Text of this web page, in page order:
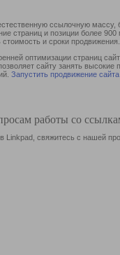
ссылочную
страниц и позиции более
и сроки продвижения.
оптимизации страниц
сайту занять
Запустить продвижение сайта
работы со
Linkpad, свяжитесь с нашей